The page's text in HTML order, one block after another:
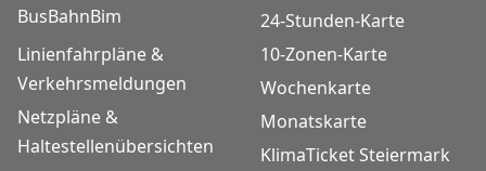
BusBahnBim
Linienfahrpläne &
Verkehrsmeldungen
Netzpläne &
Haltestellenübersichten
24-Stunden-Karte
10-Zonen-Karte
Wochenkarte
Monatskarte
KlimaTicket Steiermark